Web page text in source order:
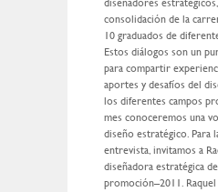
diseñadores
consolidación de la
10 graduados de
Estos diálogos son un
para compartir
aportes y desafíos del
los diferentes campos
mes conoceremos una
diseño estratégico. Para
entrevista, invitamos a
diseñadora estratégica
promoción–2011.